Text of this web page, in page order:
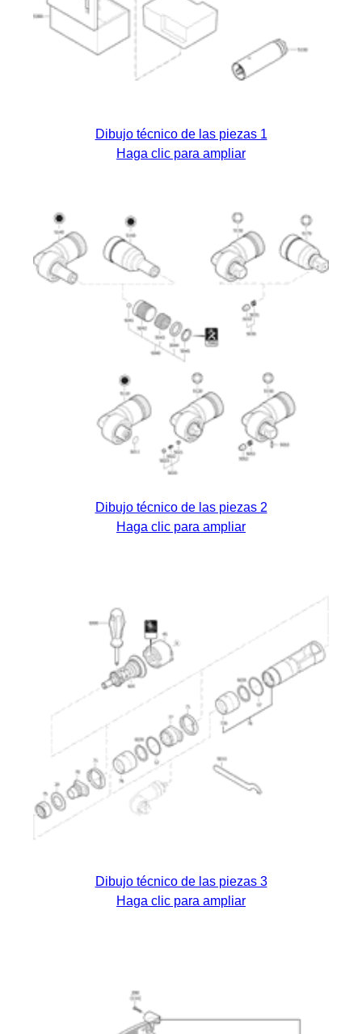
Dibujo técnico de las piezas 1
Haga clic para ampliar
Dibujo técnico de las piezas 2
Haga clic para ampliar
Dibujo técnico de las piezas 3
Haga clic para ampliar